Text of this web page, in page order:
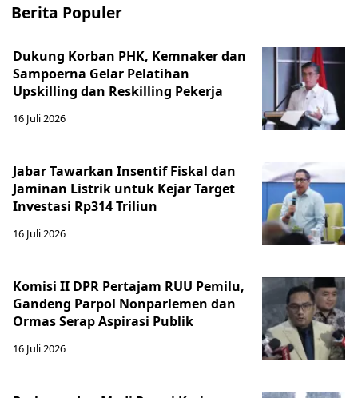
Berita Populer
Dukung Korban PHK, Kemnaker dan
Sampoerna Gelar Pelatihan
Upskilling dan Reskilling Pekerja
16 Juli 2026
Jabar Tawarkan Insentif Fiskal dan
Jaminan Listrik untuk Kejar Target
Investasi Rp314 Triliun
16 Juli 2026
Komisi II DPR Pertajam RUU Pemilu,
Gandeng Parpol Nonparlemen dan
Ormas Serap Aspirasi Publik
16 Juli 2026